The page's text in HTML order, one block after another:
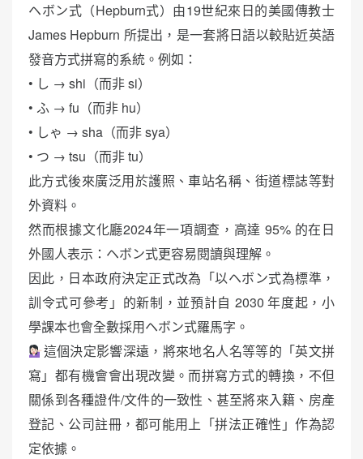
ヘボン式（Hepburn式）由19世紀來日的美國傳教士
James Hepburn 所提出，是一套將日語以較貼近英語
發音方式拼寫的系統。例如：
• し → shi（而非 si）
• ふ → fu（而非 hu）
• しゃ → sha（而非 sya）
• つ → tsu（而非 tu）
此方式後來廣泛用於護照、車站名稱、街道標誌等對
外資料。
然而根據文化廳2024年一項調查，高達 95% 的在日
外國人表示：ヘボン式更容易閱讀與理解。
因此，日本政府決定正式改為「以ヘボン式為標準，
訓令式可參考」的新制，並預計自 2030 年度起，小
學課本也會全數採用ヘボン式羅馬字。
這個決定影響深遠，將來地名人名等等的「英文拼
寫」都有機會會出現改變。而拼寫方式的轉換，不但
關係到各種證件/文件的一致性、甚至將來入籍、房產
登記、公司註冊，都可能用上「拼法正確性」作為認
定依據。